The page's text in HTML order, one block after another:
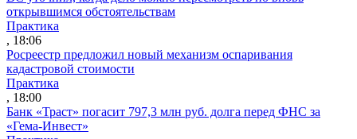
открывшимся обстоятельствам
Практика
, 18:06
Росреестр предложил новый механизм оспаривания
кадастровой стоимости
Практика
, 18:00
Банк «Траст» погасит 797,3 млн руб. долга перед ФНС за
«Гема-Инвест»